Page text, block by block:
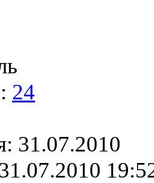
24
31.07.2010